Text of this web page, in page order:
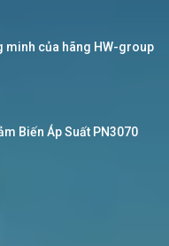
minh của hãng HW-group
Biến Áp Suất PN3070